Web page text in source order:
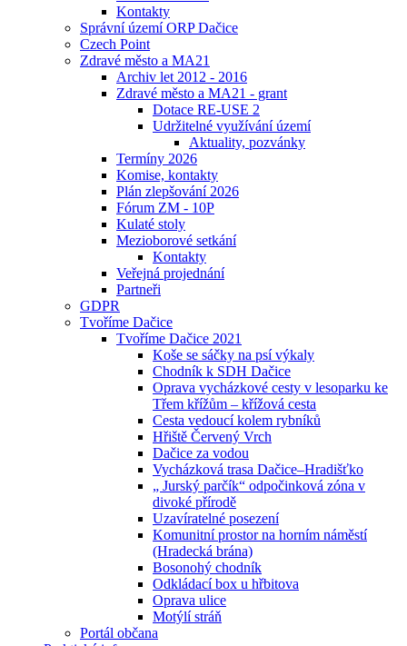
Kontakty
Správní území ORP Dačice
Czech Point
Zdravé město a MA21
Archiv let 2012 - 2016
Zdravé město a MA21 - grant
Dotace RE-USE 2
Udržitelné využívání území
Aktuality, pozvánky
Termíny 2026
Komise, kontakty
Plán zlepšování 2026
Fórum ZM - 10P
Kulaté stoly
Mezioborové setkání
Kontakty
Veřejná projednání
Partneři
GDPR
Tvoříme Dačice
Tvoříme Dačice 2021
Koše se sáčky na psí výkaly
Chodník k SDH Dačice
Oprava vycházkové cesty v lesoparku ke
Třem křížům – křížová cesta
Cesta vedoucí kolem rybníků
Hřiště Červený Vrch
Dačice za vodou
Vycházková trasa Dačice–Hradišťko
„ Jurský parčík“ odpočinková zóna v
divoké přírodě
Uzavíratelné posezení
Komunitní prostor na horním náměstí
(Hradecká brána)
Bosonohý chodník
Odkládací box u hřbitova
Oprava ulice
Motýlí stráň
Portál občana